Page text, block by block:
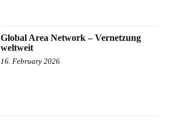
Global Area Network – Vernetzung
weltweit
16. February 2026